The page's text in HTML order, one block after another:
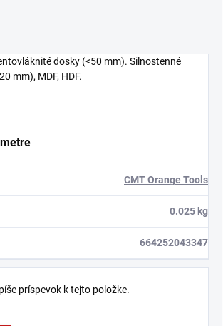
dosky (<50 mm). Silnostenné
mm), MDF, HDF.
CMT Orange Tools
0.025 kg
664252043347
príspevok k tejto položke.